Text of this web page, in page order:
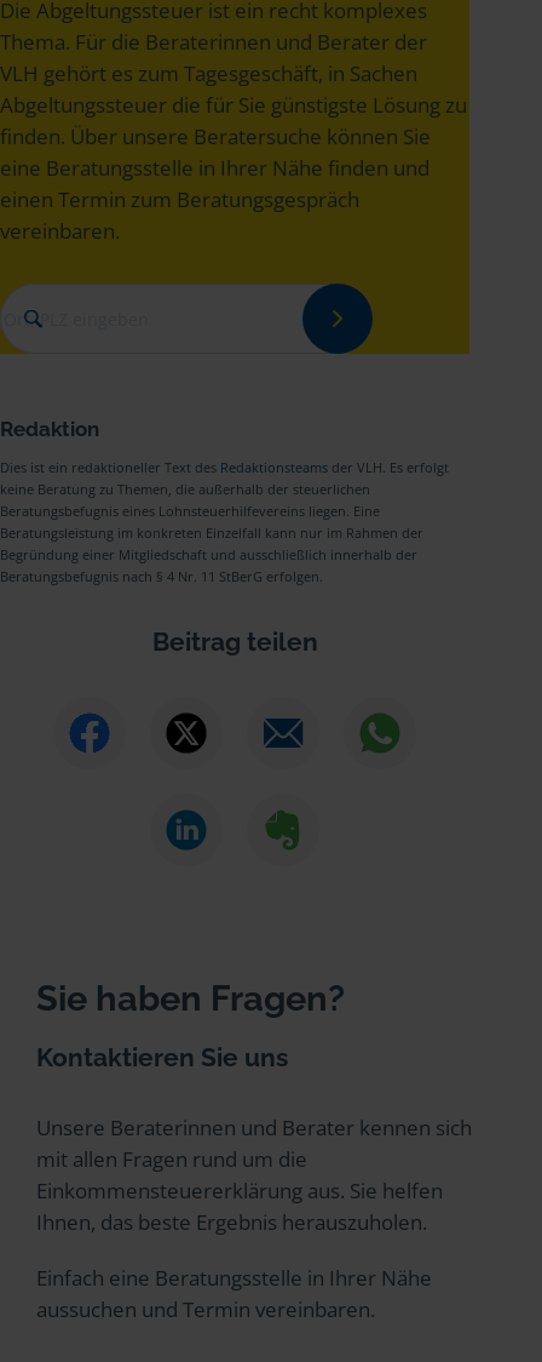
Die Abgeltungssteuer ist ein recht komplexes
Thema. Für die Beraterinnen und Berater der
VLH gehört es zum Tagesgeschäft, in Sachen
Abgeltungssteuer die für Sie günstigste Lösung zu
finden. Über unsere Beratersuche können Sie
eine Beratungsstelle in Ihrer Nähe finden und
einen Termin zum Beratungsgespräch
vereinbaren.
Redaktion
Dies ist ein redaktioneller Text des Redaktionsteams der VLH. Es erfolgt
keine Beratung zu Themen, die außerhalb der steuerlichen
Beratungsbefugnis eines Lohnsteuerhilfevereins liegen. Eine
Beratungsleistung im konkreten Einzelfall kann nur im Rahmen der
Begründung einer Mitgliedschaft und ausschließlich innerhalb der
Beratungsbefugnis nach § 4 Nr. 11 StBerG erfolgen.
Beitrag teilen
Sie haben Fragen?
Kontaktieren Sie uns
Unsere Beraterinnen und Berater kennen sich
mit allen Fragen rund um die
Einkommensteuererklärung aus. Sie helfen
Ihnen, das beste Ergebnis herauszuholen.
Einfach eine Beratungsstelle in Ihrer Nähe
aussuchen und Termin vereinbaren.